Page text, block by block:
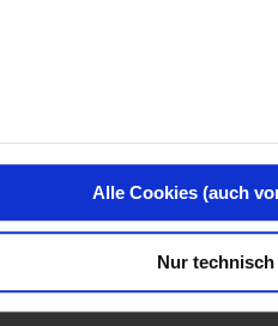
Alle Cookies (auch
Nur